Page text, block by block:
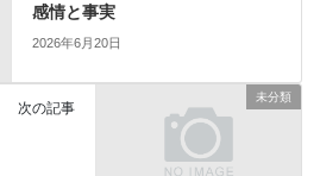
感情と事実
2026年6月20日
未分類
次の記事